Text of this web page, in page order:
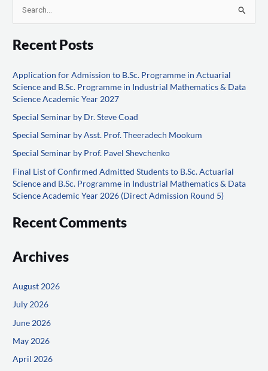
a
c
h
r
:
Recent Posts
Application for Admission to B.Sc. Programme in Actuarial
Science and B.Sc. Programme in Industrial Mathematics & Data
Science Academic Year 2027
Special Seminar by Dr. Steve Coad
Special Seminar by Asst. Prof. Theeradech Mookum
Special Seminar by Prof. Pavel Shevchenko
Final List of Confirmed Admitted Students to B.Sc. Actuarial
Science and B.Sc. Programme in Industrial Mathematics & Data
Science Academic Year 2026 (Direct Admission Round 5)
Recent Comments
Archives
August 2026
July 2026
June 2026
May 2026
April 2026